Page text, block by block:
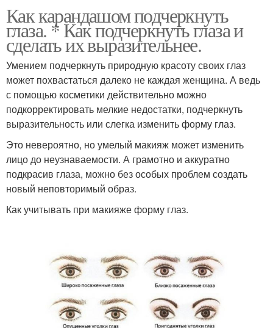
Как карандашом подчеркнуть
глаза. * Как подчеркнуть глаза и
сделать их выразительнее.
Умением подчеркнуть природную красоту своих глаз
может похвастаться далеко не каждая женщина. А ведь
с помощью косметики действительно можно
подкорректировать мелкие недостатки, подчеркнуть
выразительность или слегка изменить форму глаз.
Это невероятно, но умелый макияж может изменить
лицо до неузнаваемости. А грамотно и аккуратно
подкрасив глаза, можно без особых проблем создать
новый неповторимый образ.
Как учитывать при макияже форму глаз.